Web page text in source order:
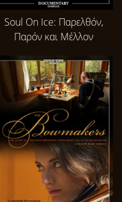
Soul On Ice: Παρελθόν,
Παρόν και Μέλλον